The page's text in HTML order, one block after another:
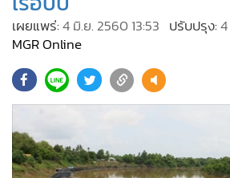
• บันเทิง
• ผู้จัดการรายวัน
• ละคร
• Cyber BIZ
• ผู้จัดกวน
เผยแพร่:4 มิ.ย. 2560 13:53 ปรับปรุง:
MGR Online